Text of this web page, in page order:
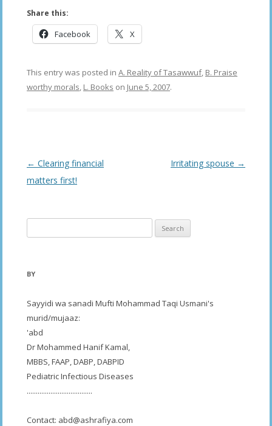
Share this:
Facebook X
This entry was posted in A. Reality of Tasawwuf, B. Praise
worthy morals, L. Books on June 5, 2007.
Post
navigation
← Clearing financial
matters first!
Irritating spouse →
for:
BY
Sayyidi wa sanadi Mufti Mohammad Taqi Usmani's
murid/mujaaz:
'abd
Dr Mohammed Hanif Kamal,
MBBS, FAAP, DABP, DABPID
Pediatric Infectious Diseases
....................................
Contact: abd@ashrafiya.com